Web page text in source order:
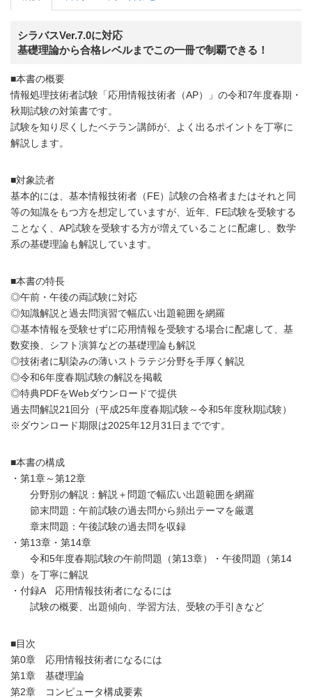
シラバスVer.7.0に対応
基礎理論から合格レベルまでこの一冊で制覇できる！
■本書の概要
情報処理技術者試験「応用情報技術者（AP）」の令和7年度春期・
秋期試験の対策書です。
試験を知り尽くしたベテラン講師が、よく出るポイントを丁寧に
解説します。
■対象読者
基本的には、基本情報技術者（FE）試験の合格者またはそれと同
等の知識をもつ方を想定していますが、近年、FE試験を受験する
ことなく、AP試験を受験する方が増えていることに配慮し、数学
系の基礎理論も解説しています。
■本書の特長
◎午前・午後の両試験に対応
◎知識解説と過去問演習で幅広い出題範囲を網羅
◎基本情報を受験せずに応用情報を受験する場合に配慮して、基
数変換、シフト演算などの基礎理論も解説
◎技術者に馴染みの薄いストラテジ分野を手厚く解説
◎令和6年度春期試験の解説を掲載
◎特典PDFをWebダウンロードで提供
過去問解説21回分（平成25年度春期試験～令和5年度秋期試験）
※ダウンロード期限は2025年12月31日までです。
■本書の構成
・第1章～第12章
分野別の解説：解説＋問題で幅広い出題範囲を網羅
節末問題：午前試験の過去問から頻出テーマを厳選
章末問題：午後試験の過去問を収録
・第13章・第14章
令和5年度春期試験の午前問題（第13章）・午後問題（第14
章）を丁寧に解説
・付録A 応用情報技術者になるには
試験の概要、出題傾向、学習方法、受験の手引きなど
■目次
第0章 応用情報技術者になるには
第1章 基礎理論
第2章 コンピュータ構成要素